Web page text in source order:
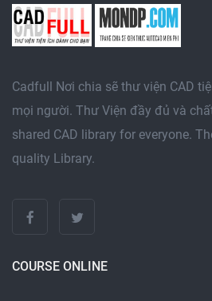
Cadfull Nơi chia sẽ thư viện CAD
mọi người. Thư Viện đầy đủ và
shared CAD library for everyone.
quality Library.
COURSE ONLINE